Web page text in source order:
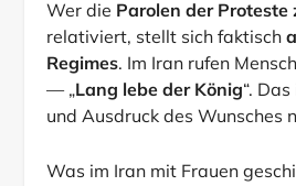
Wer die Parolen der Proteste
relativiert, stellt sich faktisch
Regimes. Im Iran rufen
— „Lang lebe der König“.
und Ausdruck des Wunsches
Was im Iran mit Frauen